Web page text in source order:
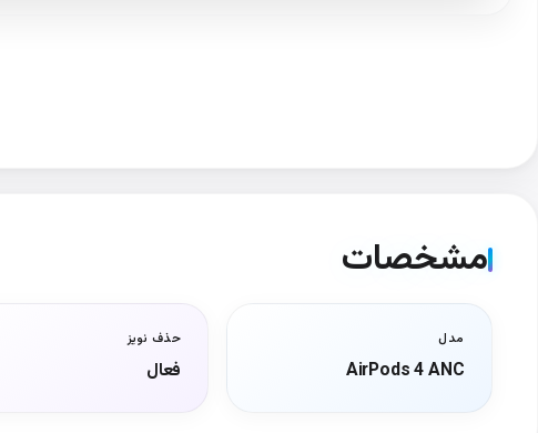
مشخصات
مدل
AirPods 4 ANC
حذف نویز
فعال